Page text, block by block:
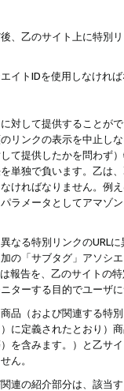
、乙のサイト上に特別
イトIDを使用しなけれ
対して提供することが
リンクの表示を中止し
て提供したかを問わず
単独で負います。乙は
ければなりません。例
ラメータとしてアマゾ
なる特別リンクのURL
の「サブタグ」アソシ
報告を、乙のサイトの
ターする目的でユーザ
品（および関連する特
に定義されたとおり
を含みます。）と乙サ
ん。
連の紹介部分は、該当